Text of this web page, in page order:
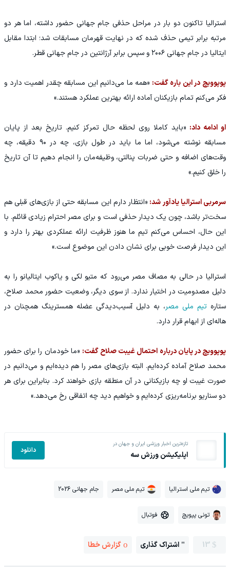
استرالیا تاکنون دو بار در مراحل حذفی جام جهانی حضور داشته، اما هر دو
مرتبه برابر تیمی حذف شده که در نهایت قهرمان مسابقات شد؛ ابتدا مقابل
ایتالیا در جام جهانی ۲۰۰۶ و سپس برابر آرژانتین در جام جهانی قطر.
پوپوویچ در این باره گفت: «همه ما می‌دانیم این مسابقه چقدر اهمیت دارد و
فکر می‌کنم تمام بازیکنان آماده ارائه بهترین عملکرد هستند.»
او ادامه داد: «باید کاملا روی لحظه حال تمرکز کنیم. تاریخ بعد از پایان
مسابقه نوشته می‌شود، اما ما باید در طول بازی، چه در ۹۰ دقیقه، چه
وقت‌های اضافه و حتی ضربات پنالتی، وظیفه‌مان را انجام دهیم تا آن تاریخ
را خلق کنیم.»
سرمربی استرالیا یادآور شد: «انتظار دارم این مسابقه حتی از بازی‌های قبلی هم
سخت‌تر باشد، چون یک دیدار حذفی است و برای مصر احترام زیادی قائلم. با
این حال، احساس می‌کنم تیم ما هنوز ظرفیت ارائه عملکردی بهتر را دارد و
این دیدار فرصت خوبی برای نشان دادن این موضوع است.»
استرالیا در حالی به مصاف مصر می‌رود که متیو لکی و یاکوب ایتالیانو را به
دلیل مصدومیت در اختیار ندارد. از سوی دیگر، وضعیت حضور محمد صلاح،
ستاره تیم ملی مصر، به دلیل آسیب‌دیدگی عضله همسترینگ همچنان در
هاله‌ای از ابهام قرار دارد.
پوپوویچ در پایان درباره احتمال غیبت صلاح گفت: «ما خودمان را برای حضور
محمد صلاح آماده کرده‌ایم. البته بازی‌های مصر را هم دیده‌ایم و می‌دانیم در
صورت غیبت او چه بازیکنانی در آن منطقه بازی خواهند کرد. بنابراین برای هر
دو سناریو برنامه‌ریزی کرده‌ایم و خواهیم دید چه اتفاقی رخ می‌دهد.»
تازه‌ترین اخبار ورزشی ایران و جهان در
اپلیکیشن ورزش سه دانلود
تیم ملی استرالیا تیم ملی مصر جام جهانی 2026
تونی پپویچ فوتبال
13 اشتراک گذاری گزارش خطا